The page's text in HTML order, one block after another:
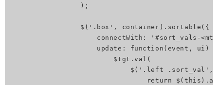
                );
                $('.box', container).sortable({
connectWith: '#sort_vals-
                    update: function(event, ui) {
                        $tgt.val(
$('.left .sort_val',
return